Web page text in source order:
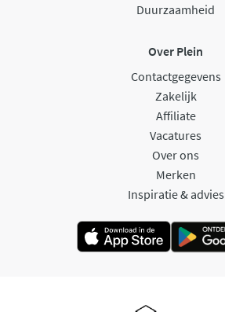
Duurzaamheid
Over Plein
Contactgegevens
Zakelijk
Affiliate
Vacatures
Over ons
Merken
Inspiratie & advies